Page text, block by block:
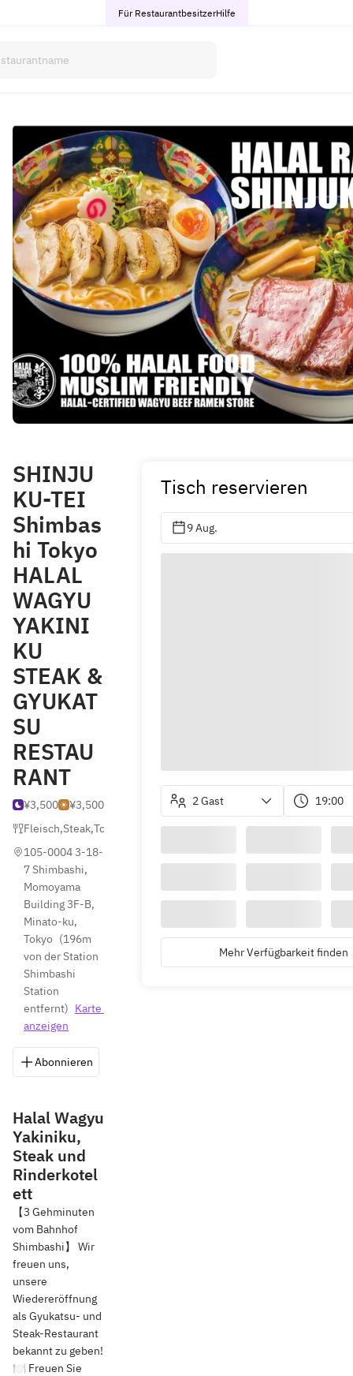
Für RestaurantbesitzerHilfe
SHINJU
KU-TEI
Shimbas
hi Tokyo
HALAL
WAGYU
YAKINI
KU
STEAK &
GYUKAT
SU
RESTAU
RANT
¥3,500
¥3,500
Fleisch,Steak,Tonkatsu (Gebratenes Schweinekotelett)
105-0004 3-18-
7 Shimbashi,
Momoyama
Building 3F-B,
Minato-ku,
Tokyo (196m
von der Station
Shimbashi
Station
entfernt) Karte
anzeigen
Abonnieren
Halal Wagyu
Yakiniku,
Steak und
Rinderkotel
ett
【3 Gehminuten
vom Bahnhof
Shimbashi】 Wir
freuen uns,
unsere
Wiedereröffnung
als Gyukatsu- und
Steak-Restaurant
bekannt zu geben!
🍽️ Freuen Sie
Tisch reservieren
9 Aug.
2 Gast 19:00
Mehr Verfügbarkeit finden